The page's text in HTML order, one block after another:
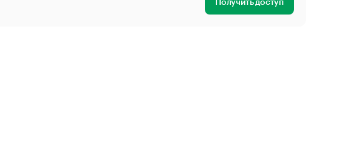
Получить доступ